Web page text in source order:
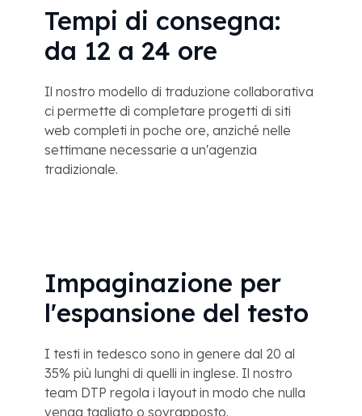
Tempi di consegna:
da 12 a 24 ore
Il nostro modello di traduzione collaborativa
ci permette di completare progetti di siti
web completi in poche ore, anziché nelle
settimane necessarie a un'agenzia
tradizionale.
Impaginazione per
l'espansione del testo
I testi in tedesco sono in genere dal 20 al
35% più lunghi di quelli in inglese. Il nostro
team DTP regola i layout in modo che nulla
venga tagliato o sovrapposto.